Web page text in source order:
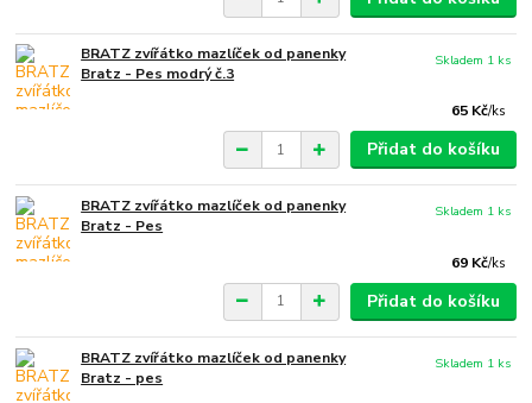
BRATZ zvířátko mazlíček od panenky
Bratz - Pes modrý č.3
65 Kč/ks
Skladem 1 ks
Přidat do košíku
BRATZ zvířátko mazlíček od panenky
Bratz - Pes
69 Kč/ks
Skladem 1 ks
Přidat do košíku
BRATZ zvířátko mazlíček od panenky
Bratz - pes
Skladem 1 ks